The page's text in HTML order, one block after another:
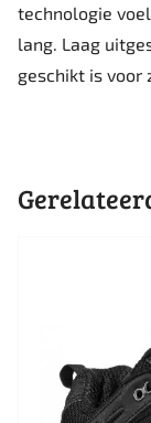
technologie
lang. Laag
geschikt is voor